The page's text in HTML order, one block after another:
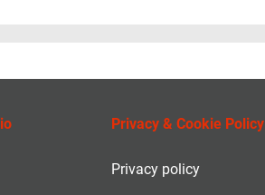
Privacy & Cookie Policy
Privacy policy